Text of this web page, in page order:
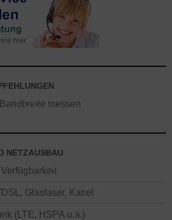
messen
NETZAUSBAU
Glasfaser, Kabel
(LTE, HSPA u.a.)